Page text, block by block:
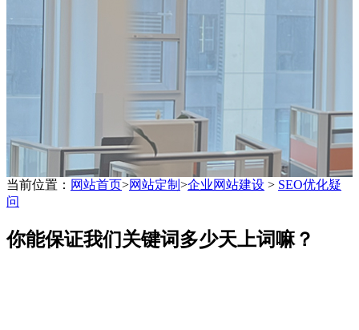
带后台管理系统
当前位置： 网站首页>网站定制 >企业网站建设 > SEO优化疑
问
你能保证我们关键词多少天上词嘛？